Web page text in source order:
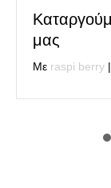
μας
Με raspi berry |